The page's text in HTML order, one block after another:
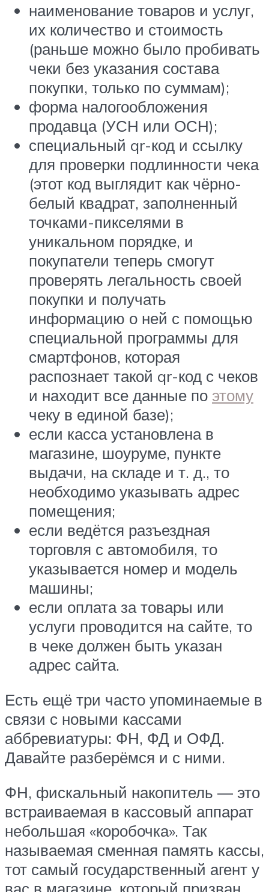
наименование товаров и услуг,
их количество и стоимость
(раньше можно было пробивать
чеки без указания состава
покупки, только по суммам);
форма налогообложения
продавца (УСН или ОСН);
специальный qr-код и ссылку
для проверки подлинности чека
(этот код выглядит как чёрно-
белый квадрат, заполненный
точками-пикселями в
уникальном порядке, и
покупатели теперь смогут
проверять легальность своей
покупки и получать
информацию о ней с помощью
специальной программы для
смартфонов, которая
распознает такой qr-код с чеков
и находит все данные по этому
чеку в единой базе);
если касса установлена в
магазине, шоуруме, пункте
выдачи, на складе и т. д., то
необходимо указывать адрес
помещения;
если ведётся разъездная
торговля с автомобиля, то
указывается номер и модель
машины;
если оплата за товары или
услуги проводится на сайте, то
в чеке должен быть указан
адрес сайта.
Есть ещё три часто упоминаемые в
связи с новыми кассами
аббревиатуры: ФН, ФД и ОФД.
Давайте разберёмся и с ними.
ФН, фискальный накопитель — это
встраиваемая в кассовый аппарат
небольшая «коробочка». Так
называемая сменная память кассы,
тот самый государственный агент у